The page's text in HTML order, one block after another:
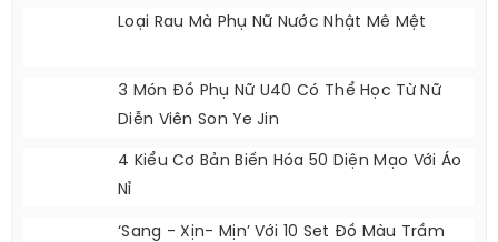
Loại Rau Mà Phụ Nữ Nước Nhật Mê Mệt
3 Món Đồ Phụ Nữ U40 Có Thể Học Từ Nữ
Diễn Viên Son Ye Jin
4 Kiểu Cơ Bản Biến Hóa 50 Diện Mạo Với Áo
Nỉ
‘Sang - Xịn- Mịn’ Với 10 Set Đồ Màu Trầm